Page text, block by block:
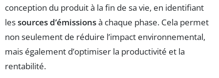
conception du produit à la fin de sa vie, en identifiant
lessources d’émissionsà chaque phase. Cela permet
non seulement de réduire l’impact environnemental,
mais également d’optimiser la productivité et la
rentabilité.